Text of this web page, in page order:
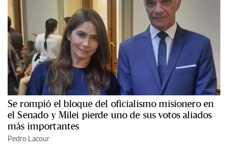
Se rompió el bloque del oficialismo misionero en
el Senado y Milei pierde uno de sus votos aliados
más importantes
Pedro Lacour